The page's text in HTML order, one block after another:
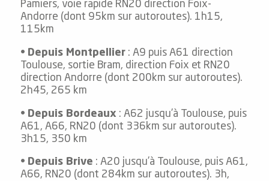
Pamiers, voie rapide RN20 direction Foix-
Andorre (dont 95km sur autoroutes). 1h15,
115km
• Depuis Montpellier : A9 puis A61 direction
Toulouse, sortie Bram, direction Foix et RN20
direction Andorre (dont 200km sur autoroutes).
2h45, 265 km
• Depuis Bordeaux : A62 jusqu’à Toulouse, puis
A61, A66, RN20 (dont 336km sur autoroutes).
3h15, 350 km
• Depuis Brive : A20 jusqu’à Toulouse, puis A61,
A66, RN20 (dont 284km sur autoroutes). 3h,